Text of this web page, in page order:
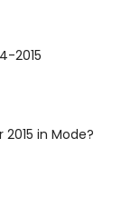
2015
in Mode?